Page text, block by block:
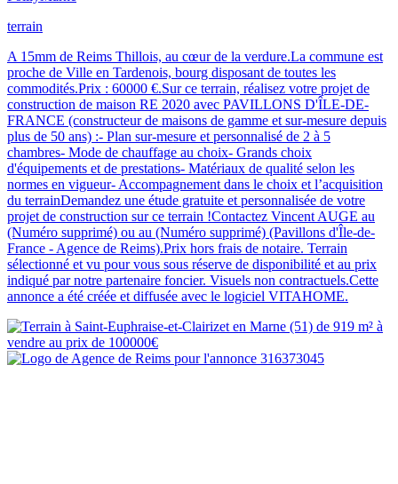
terrain
A 15mm de Reims Thillois, au cœur de la verdure.La commune est
proche de Ville en Tardenois, bourg disposant de toutes les
commodités.Prix : 60000 €.Sur ce terrain, réalisez votre projet de
construction de maison RE 2020 avec PAVILLONS D'ÎLE-DE-
FRANCE (constructeur de maisons de gamme et sur-mesure depuis
plus de 50 ans) :- Plan sur-mesure et personnalisé de 2 à 5
chambres- Mode de chauffage au choix- Grands choix
d'équipements et de prestations- Matériaux de qualité selon les
normes en vigueur- Accompagnement dans le choix et l’acquisition
du terrainDemandez une étude gratuite et personnalisée de votre
projet de construction sur ce terrain !Contactez Vincent AUGE au
(Numéro supprimé) ou au (Numéro supprimé) (Pavillons d'Île-de-
France - Agence de Reims).Prix hors frais de notaire. Terrain
sélectionné et vu pour vous sous réserve de disponibilité et au prix
indiqué par notre partenaire foncier. Visuels non contractuels.Cette
annonce a été créée et diffusée avec le logiciel VITAHOME.